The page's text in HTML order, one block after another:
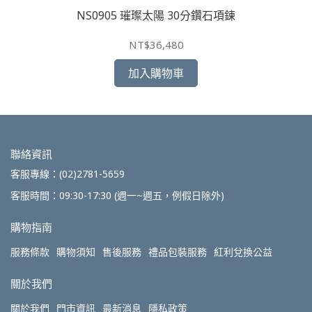
NS0905 璀璨太陽 30分鑽石項鍊
NT$36,480
加入購物車
聯絡資訊
客服專線：(02)2781-5659
客服時間：09:30-17:30 (週一~週五，例假日除外)
購物指南
服務條款 購物須知 售後服務 禮品包裝服務 紅利兌換公益
關於我們
關於我們 門市資訊 最新消息 隱私政策